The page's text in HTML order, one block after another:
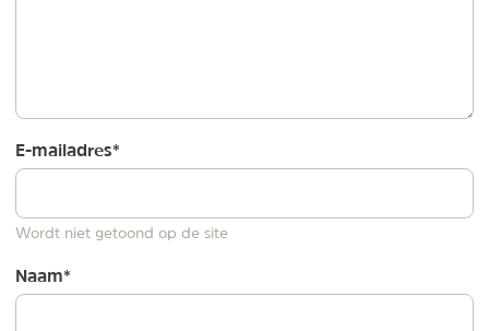
E-mailadres*
Wordt niet getoond op de site
Naam*